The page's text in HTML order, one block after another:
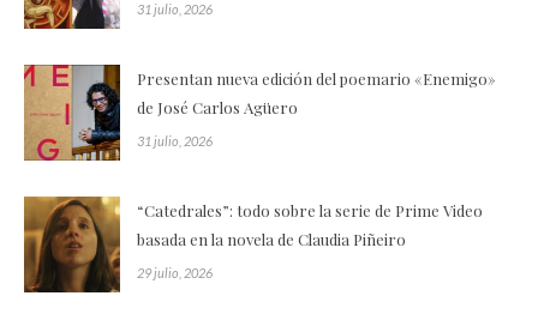
31 julio, 2026
Presentan nueva edición del poemario «Enemigo»
de José Carlos Agüero
31 julio, 2026
“Catedrales”: todo sobre la serie de Prime Video
basada en la novela de Claudia Piñeiro
29 julio, 2026